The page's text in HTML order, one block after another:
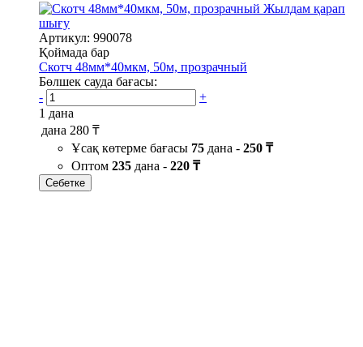
Жылдам қарап
шығу
Артикул: 990078
Қоймада бар
Скотч 48мм*40мкм, 50м, прозрачный
Бөлшек сауда бағасы:
-
+
1 дана
дана 280 ₸
Ұсақ көтерме бағасы 75 дана - 250 ₸
Оптом 235 дана - 220 ₸
Себетке